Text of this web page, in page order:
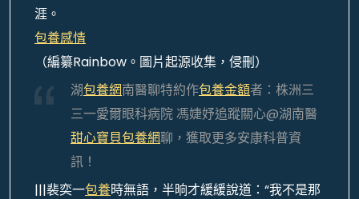
涯。
包養感情
（編纂Rainbow。圖片起源收集，侵刪）
湖包養網南醫聊特約作包養金額者：株洲三
三一愛爾眼科病院 馮婕妤追蹤關心@湖南醫
甜心寶貝包養網聊，獲取更多安康科普資
訊！
|||裴奕一包養時無語，半晌才緩緩說道：“我不是那